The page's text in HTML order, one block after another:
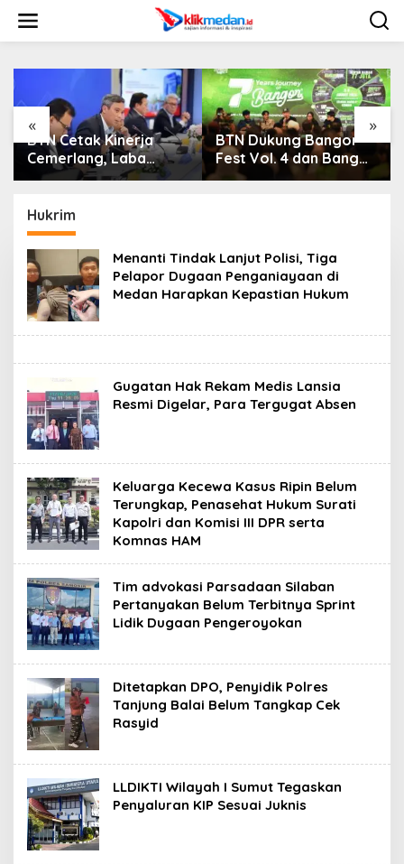
w
« »
BTN Dukung Bangor
Fest Vol. 4 dan Bangor
Run, Perluas Ekosistem
Jadikan Panggung
APEKSI Klaim
Keberhasilan Bangun
Hukrim
Menanti Tindak Lanjut Polisi, Tiga
Pelapor Dugaan Penganiayaan di
Medan Harapkan Kepastian Hukum
Gugatan Hak Rekam Medis Lansia
Resmi Digelar, Para Tergugat Absen
Keluarga Kecewa Kasus Ripin Belum
Terungkap, Penasehat Hukum Surati
Kapolri dan Komisi III DPR serta
Komnas HAM
Tim advokasi Parsadaan Silaban
Pertanyakan Belum Terbitnya Sprint
Lidik Dugaan Pengeroyokan
Ditetapkan DPO, Penyidik Polres
Tanjung Balai Belum Tangkap Cek
Rasyid
LLDIKTI Wilayah I Sumut Tegaskan
Penyaluran KIP Sesuai Juknis